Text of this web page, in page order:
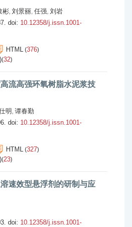
彬, 刘景丽, 任强, 刘岩
doi: 10.12358/j.issn.1001-
HTML (376)
(32)
流高强环氧树脂水泥浆技
明 , 谭春勤
doi: 10.12358/j.issn.1001-
HTML (327)
(23)
速效型悬浮剂的研制与应
doi: 10.12358/j.issn.1001-